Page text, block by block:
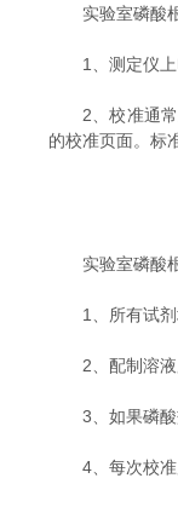
实验室磷酸根
1、测定仪上电
2、校准通常采
的校准页面。标
实验室磷酸根
1、所有试剂均
2、配制溶液
3、如果磷酸盐
4、每次校准后